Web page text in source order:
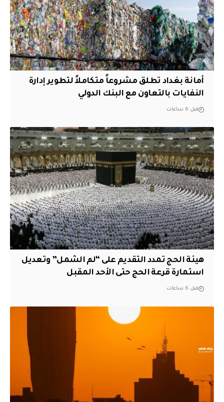
أمانة بغداد تطلق مشروعاً متكاملاً لتطوير إدارة
النفايات بالتعاون مع البنك الدولي
قبل 6 ساعات
هيئة الحج تمدد التقديم على “لم الشمل” وتعديل
استمارة قرعة الحج حتى الأحد المقبل
قبل 6 ساعات